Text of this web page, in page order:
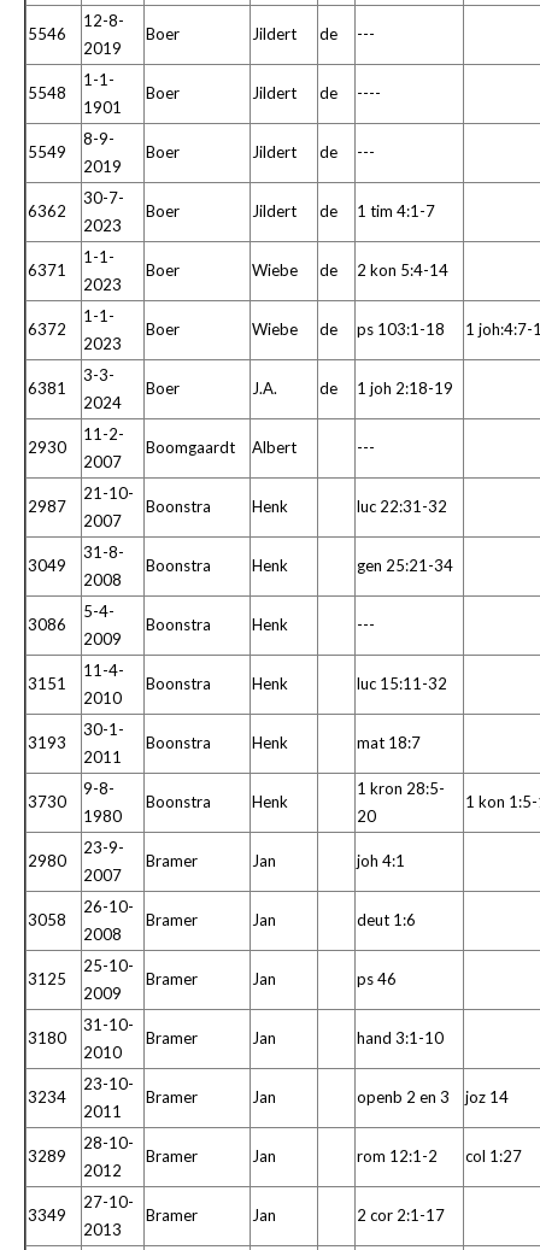
5546
12-8-
2019
Boer Jildert de ---
5548
1-1-
1901
Boer Jildert de ----
5549
8-9-
2019
Boer Jildert de ---
6362
30-7-
2023
Boer Jildert de 1 tim 4:1-7
6371
1-1-
2023
Boer Wiebe de 2 kon 5:4-14
6372
1-1-
2023
Boer Wiebe de ps 103:1-18 1 joh:4:7-
6381
3-3-
2024
Boer J.A. de 1 joh 2:18-19
2930
11-2-
2007
Boomgaardt Albert ---
2987
21-10-
2007
Boonstra Henk luc 22:31-32
3049
31-8-
2008
Boonstra Henk gen 25:21-34
3086
5-4-
2009
Boonstra Henk ---
3151
11-4-
2010
Boonstra Henk luc 15:11-32
3193
30-1-
2011
Boonstra Henk mat 18:7
3730
9-8-
1980
Boonstra Henk
1 kron 28:5-
20
1 kon
2980
23-9-
2007
Bramer Jan joh 4:1
3058
26-10-
2008
Bramer Jan deut 1:6
3125
25-10-
2009
Bramer Jan ps 46
3180
31-10-
2010
Bramer Jan hand 3:1-10
3234
23-10-
2011
Bramer Jan openb 2 en 3 joz 14
3289
28-10-
2012
Bramer Jan rom 12:1-2 col 1:27
3349
27-10-
2013
Bramer Jan 2 cor 2:1-17